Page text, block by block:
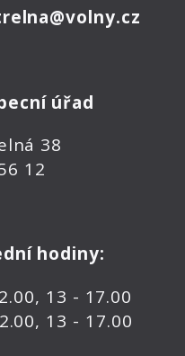
úřad
38
12
hodiny:
13 - 17.00
13 - 17.00